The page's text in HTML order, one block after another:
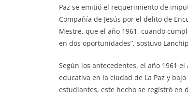
Paz se emitió el requerimiento de
Compañía de Jesús por el delito de
Mestre, que el año 1961, cuando
en dos oportunidades”, sostuvo
Según los antecedentes, el año 1961
educativa en la ciudad de La Paz y
estudiantes, este hecho se registró en